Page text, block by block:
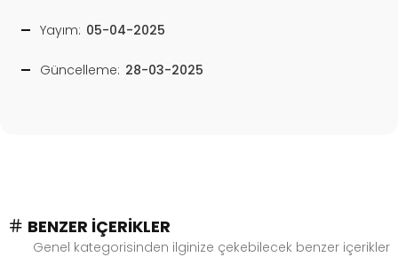
Yayım: 05-04-2025
Güncelleme: 28-03-2025
BENZER İÇERIKLER
Genel kategorisinden ilginize çekebilecek benzer içerikler